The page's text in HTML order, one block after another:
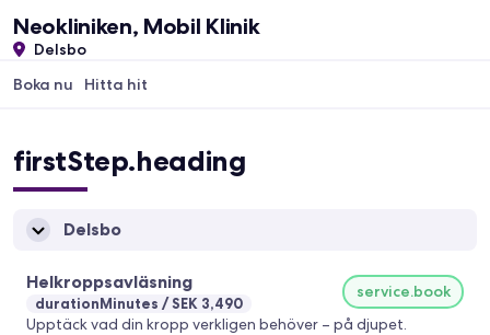
Neokliniken, Mobil Klinik
Delsbo
Boka nu
Hitta hit
firstStep.heading
Delsbo
Helkroppsavläsning
durationMinutes SEK 3,490
service.book
Upptäck vad din kropp verkligen behöver – på djupet.